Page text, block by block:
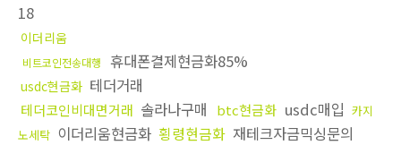
18
이더리움
비트코인전송대행 휴대폰결제현금화85%
usdc현금화 테더거래
테더코인비대면거래 솔라나구매 btc현금화 usdc매입 카지
노세탁 이더리움현금화 횡령현금화 재테크자금믹싱문의